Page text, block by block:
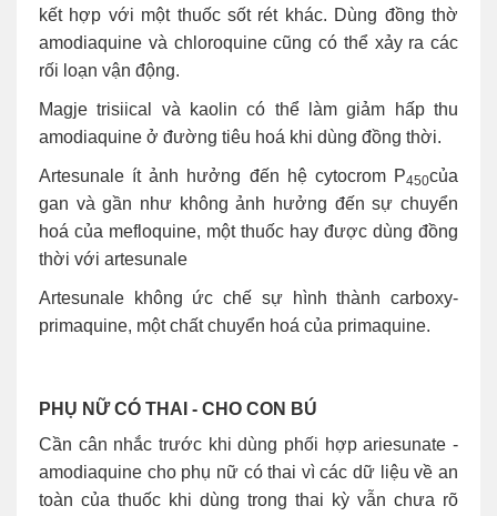
kết hợp với một thuốc sốt rét khác. Dùng đồng thờ
amodiaquine và chloroquine cũng có thể xảy ra các
rối loạn vận động.
Magje trisiical và kaolin có thể làm giảm hấp thu
amodiaquine ở đường tiêu hoá khi dùng đồng thời.
Artesunale ít ảnh hưởng đến hệ cytocrom P450của
gan và gần như không ảnh hưởng đến sự chuyển
hoá của mefloquine, một thuốc hay được dùng đồng
thời với artesunale
Artesunale không ức chế sự hình thành carboxy-
primaquine, một chất chuyển hoá của primaquine.
PHỤ NỮ CÓ THAI - CHO CON BÚ
Cần cân nhắc trước khi dùng phối hợp ariesunate -
amodiaquine cho phụ nữ có thai vì các dữ liệu về an
toàn của thuốc khi dùng trong thai kỳ vẫn chưa rõ